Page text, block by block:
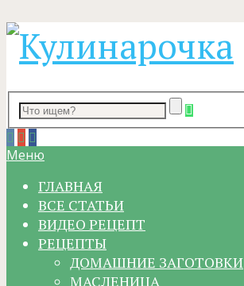
Меню
ГЛАВНАЯ
ВСЕ СТАТЬИ
ВИДЕО РЕЦЕПТ
РЕЦЕПТЫ
ДОМАШНИЕ ЗАГОТОВКИ
МАСЛЕНИЦА